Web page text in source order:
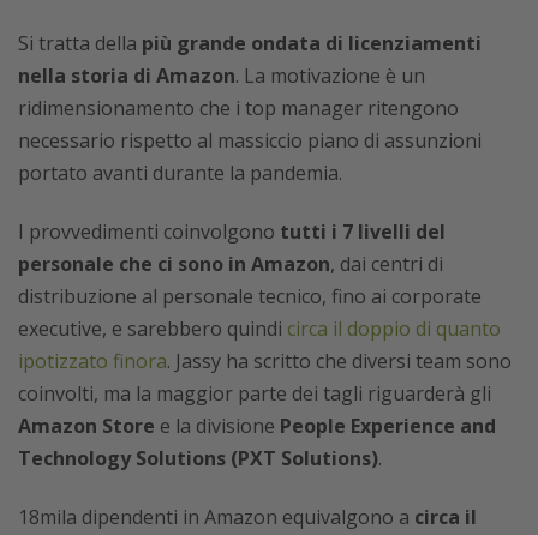
Si tratta della più grande ondata di licenziamenti
nella storia di Amazon. La motivazione è un
ridimensionamento che i top manager ritengono
necessario rispetto al massiccio piano di assunzioni
portato avanti durante la pandemia.
I provvedimenti coinvolgono tutti i 7 livelli del
personale che ci sono in Amazon, dai centri di
distribuzione al personale tecnico, fino ai corporate
executive, e sarebbero quindi circa il doppio di quanto
ipotizzato finora. Jassy ha scritto che diversi team sono
coinvolti, ma la maggior parte dei tagli riguarderà gli
Amazon Store e la divisione People Experience and
Technology Solutions (PXT Solutions).
18mila dipendenti in Amazon equivalgono a circa il